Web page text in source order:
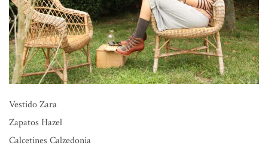
VestidoZara
Zapatos Hazel
Calcetines Calzedonia